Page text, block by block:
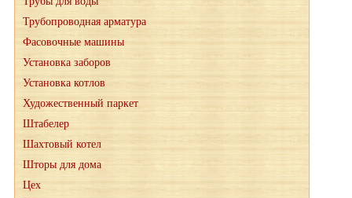
Трубопроводная арматура
Фасовочные машины
Установка заборов
Установка котлов
Художественный паркет
Штабелер
Шахтовый котел
Шторы для дома
Цех